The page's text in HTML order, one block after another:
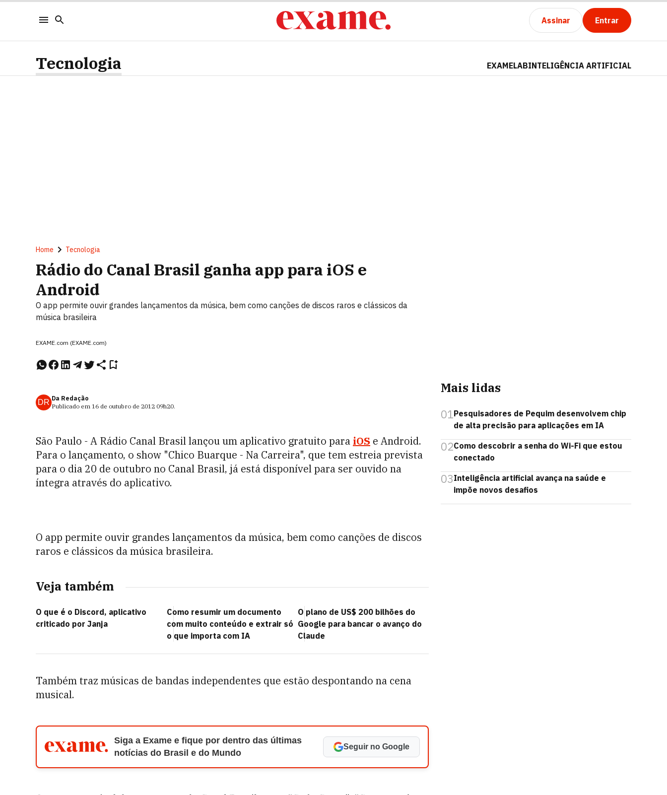
Assinar Entrar
Tecnologia EXAMELABINTELIGÊNCIA ARTIFICIAL
Home Tecnologia
Rádio do Canal Brasil ganha app para iOS e
Android
O app permite ouvir grandes lançamentos da música, bem como canções de discos raros e clássicos da
música brasileira
EXAME.com (EXAME.com)
DR Da Redação
Publicado em 16 de outubro de 2012 09h20.
São Paulo - A Rádio Canal Brasil lançou um aplicativo gratuito para iOS e Android.
Para o lançamento, o show "Chico Buarque - Na Carreira", que tem estreia prevista
para o dia 20 de outubro no Canal Brasil, já está disponível para ser ouvido na
íntegra através do aplicativo.
O app permite ouvir grandes lançamentos da música, bem como canções de discos
raros e clássicos da música brasileira.
Veja também
O que é o Discord, aplicativo
criticado por Janja
Como resumir um documento
com muito conteúdo e extrair só
o que importa com IA
O plano de US$ 200 bilhões do
Google para bancar o avanço do
Claude
Também traz músicas de bandas independentes que estão despontando na cena
musical.
Siga a Exame e fique por dentro das últimas
notícias do Brasil e do Mundo
Seguir no Google
Mais lidas
01Pesquisadores de Pequim desenvolvem chip
de alta precisão para aplicações em IA
02Como descobrir a senha do Wi-Fi que estou
conectado
03Inteligência artificial avança na saúde e
impõe novos desafios